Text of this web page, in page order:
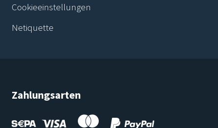
Cookieeinstellungen
Netiquette
Zahlungsarten